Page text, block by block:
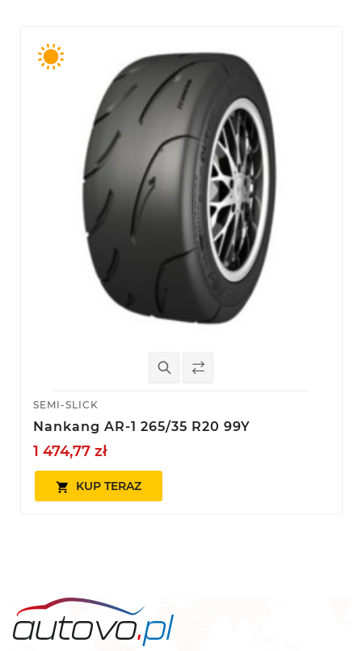
SEMI-SLICK
Nankang AR-1 265/35 R20 99Y
1 474,77 zł
 KUP TERAZ